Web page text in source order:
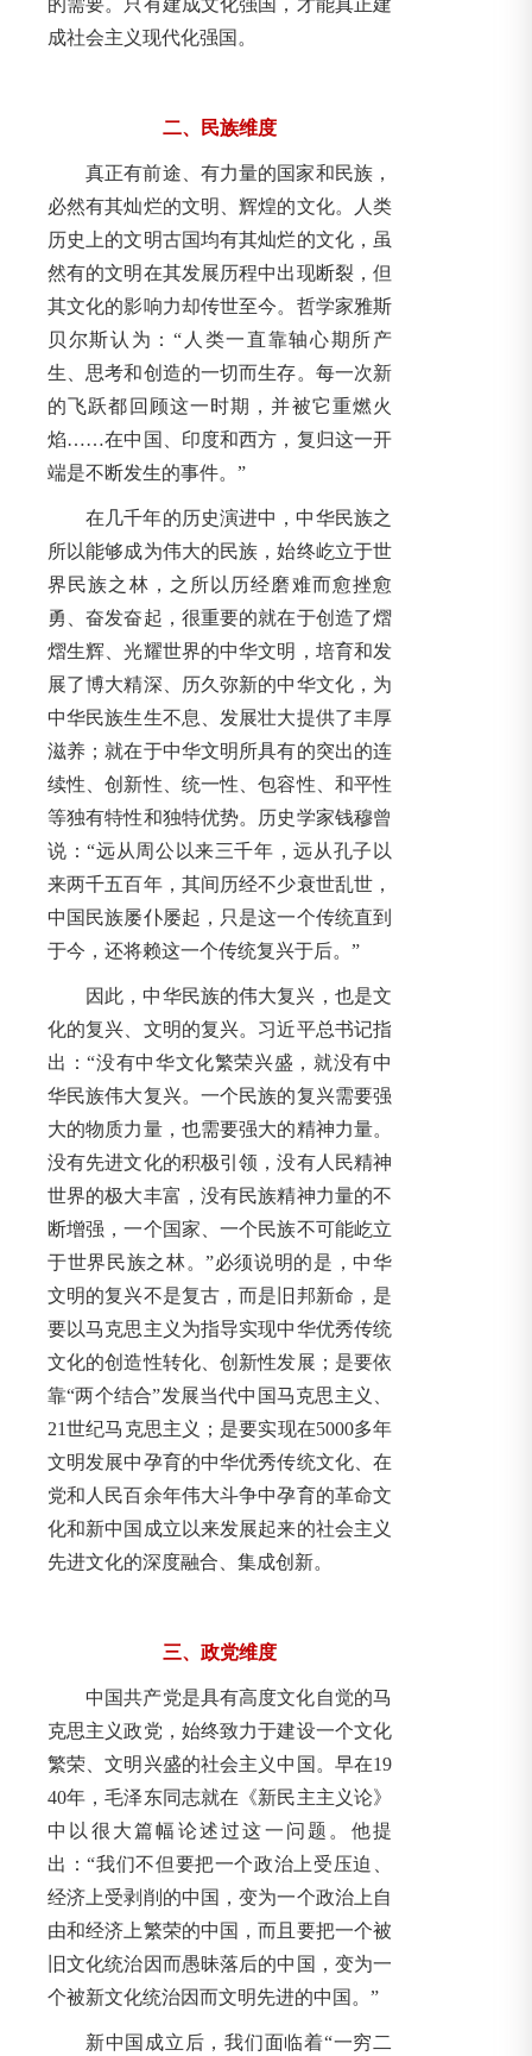
的需要。只有建成文化强国，才能真正建
成社会主义现代化强国。
二、民族维度
真正有前途、有力量的国家和民族，
必然有其灿烂的文明、辉煌的文化。人类
历史上的文明古国均有其灿烂的文化，虽
然有的文明在其发展历程中出现断裂，但
其文化的影响力却传世至今。哲学家雅斯
贝尔斯认为：“人类一直靠轴心期所产
生、思考和创造的一切而生存。每一次新
的飞跃都回顾这一时期，并被它重燃火
焰……在中国、印度和西方，复归这一开
端是不断发生的事件。”
在几千年的历史演进中，中华民族之
所以能够成为伟大的民族，始终屹立于世
界民族之林，之所以历经磨难而愈挫愈
勇、奋发奋起，很重要的就在于创造了熠
熠生辉、光耀世界的中华文明，培育和发
展了博大精深、历久弥新的中华文化，为
中华民族生生不息、发展壮大提供了丰厚
滋养；就在于中华文明所具有的突出的连
续性、创新性、统一性、包容性、和平性
等独有特性和独特优势。历史学家钱穆曾
说：“远从周公以来三千年，远从孔子以
来两千五百年，其间历经不少衰世乱世，
中国民族屡仆屡起，只是这一个传统直到
于今，还将赖这一个传统复兴于后。”
因此，中华民族的伟大复兴，也是文
化的复兴、文明的复兴。习近平总书记指
出：“没有中华文化繁荣兴盛，就没有中
华民族伟大复兴。一个民族的复兴需要强
大的物质力量，也需要强大的精神力量。
没有先进文化的积极引领，没有人民精神
世界的极大丰富，没有民族精神力量的不
断增强，一个国家、一个民族不可能屹立
于世界民族之林。”必须说明的是，中华
文明的复兴不是复古，而是旧邦新命，是
要以马克思主义为指导实现中华优秀传统
文化的创造性转化、创新性发展；是要依
靠“两个结合”发展当代中国马克思主义、
21世纪马克思主义；是要实现在5000多年
文明发展中孕育的中华优秀传统文化、在
党和人民百余年伟大斗争中孕育的革命文
化和新中国成立以来发展起来的社会主义
先进文化的深度融合、集成创新。
三、政党维度
中国共产党是具有高度文化自觉的马
克思主义政党，始终致力于建设一个文化
繁荣、文明兴盛的社会主义中国。早在19
40年，毛泽东同志就在《新民主主义论》
中以很大篇幅论述过这一问题。他提
出：“我们不但要把一个政治上受压迫、
经济上受剥削的中国，变为一个政治上自
由和经济上繁荣的中国，而且要把一个被
旧文化统治因而愚昧落后的中国，变为一
个被新文化统治因而文明先进的中国。”
新中国成立后，我们面临着“一穷二